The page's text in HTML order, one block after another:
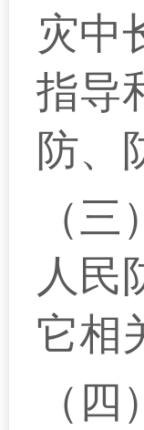
灾中
指导
防、
（
人民
它相
（